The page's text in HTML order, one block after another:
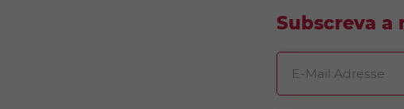
Subscreva a